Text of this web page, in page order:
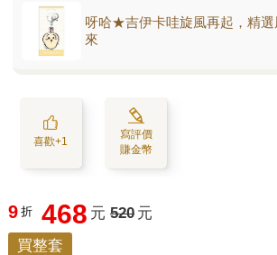
呀哈★吉伊卡哇旋風再起，精選
來
喜歡+1
寫評價
賺金幣
9 折 468 元 520 元
買整套